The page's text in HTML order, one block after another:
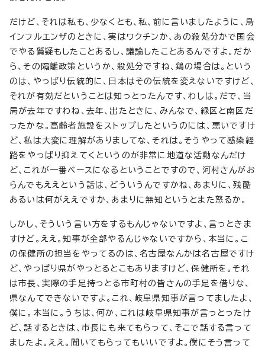
だけど、それは私も、少なくとも、私、前に言いましたように、鳥
インフルエンザのときに、実はワクチンか、あの殺処分かで国会
でやる質疑もしたことあるし、議論したことあるんですよ。だか
ら、その隔離政策というか、殺処分ですね、鶏の場合は。という
のは、やっぱり伝統的に、日本はその伝統を変えないですけど、
それが有効だということは知っとったんです、わしは。だで、当
局が去年ですわね、去年、出たときに、みんなで、緑区と南区だ
ったかな。高齢者施設をストップしたというのには、悪いですけ
ど、私は大変に理解がありましてな、それは。そうやって感染経
路をやっぱり抑えてくというのが非常に地道な活動なんだけ
ど、これが一番ベースになるということですので、河村さんがお
らんでもええという話は、どういうんですかね、あまりに、残酷
あるいは何がええですか、あまりに無知というとまた怒るか。
しかし、そういう言い方をするもんじゃないですよ、言っときま
すけど。ええ。知事が全部やるんじゃないですから、本当に。こ
の保健所の担当をやってるのは、名古屋なんかは名古屋ですけ
ど、やっぱり県がやっとるとこもありますけど、保健所を。それ
は市長、実際の手足持っとる市町村の皆さんの手足を借りな、
県なんてできないですよ。これ、岐阜県知事が言ってましたよ、
僕に。本当に。うちは、何か、これは岐阜県知事が言っとったけ
ど、話するときは、市長にも来てもらって、そこで話する言って
ましたよ。ええ。聞いてもらってもいいですよ。僕にそう言って